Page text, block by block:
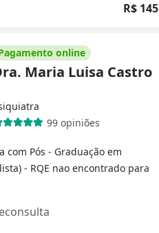
R$ 145
online
Maria Luisa Castro
99 opiniões
com Pós - Graduação em
- RQE nao encontrado para